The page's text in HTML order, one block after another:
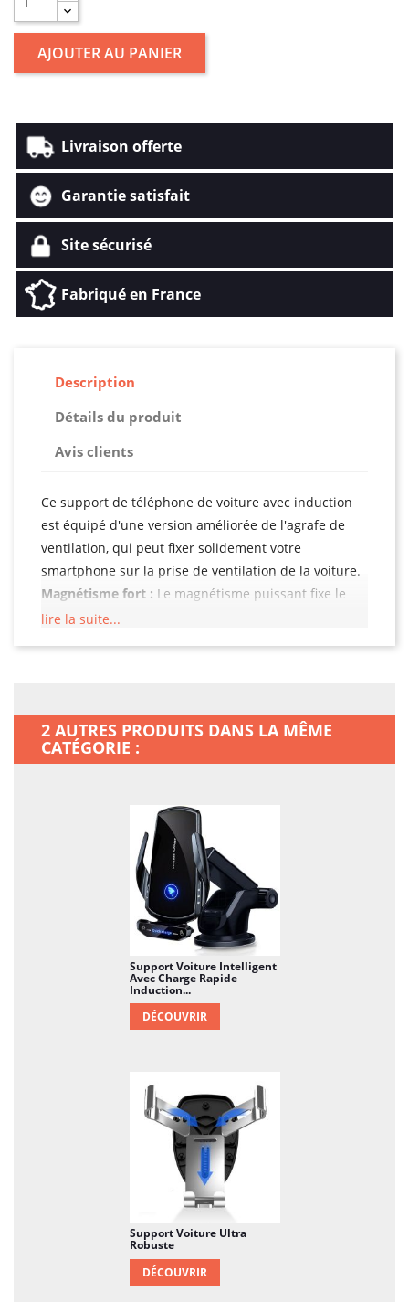
AJOUTER AU PANIER
Livraison offerte
Garantie satisfait
Site sécurisé
Fabriqué en France
Description
Détails du produit
Avis clients
Ce support de téléphone de voiture avec induction
est équipé d'une version améliorée de l'agrafe de
ventilation, qui peut fixer solidement votre
smartphone sur la prise de ventilation de la voiture.
Magnétisme fort : Le magnétisme puissant fixe le
téléphone ensemble dur le support sans le laisser
smartphone d’une seule main sur le support.
Prend également en charge la charge sans fil
standard 5W/7.5W/10W/15W/20W.
Angle de vision parfait :
Grâce à une rotule rotative
à 360 °, vous pouvez facilement vous ajuster au
meilleur angle de vue et basculer rapidement entre
les vues verticales et horizontales.
lire la suite...
2 AUTRES PRODUITS DANS LA MÊME
CATÉGORIE :
Support Voiture Intelligent
Avec Charge Rapide
Induction...
DÉCOUVRIR
Support Voiture Ultra
Robuste
DÉCOUVRIR